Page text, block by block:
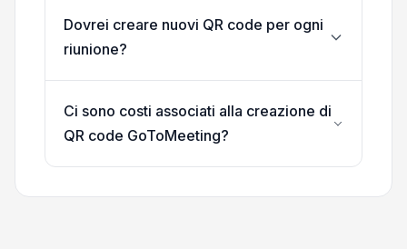
Dovrei creare nuovi QR code per ogni
riunione?
Ci sono costi associati alla creazione di
QR code GoToMeeting?